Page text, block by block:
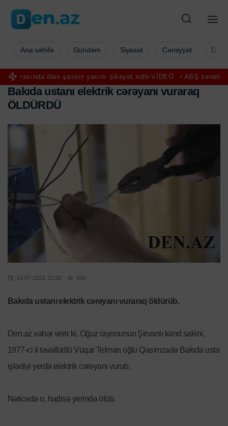
şəxsin yaxını şikayət edib-VİDEO ABŞ senatorları Rusiyaya
Ana səhifə Gündəm Siyasət Cəmiyyət
Bakıda ustanı elektrik cərəyanı vuraraq
ÖLDÜRDÜ
13-07-2023, 12:03 556
Bakıda ustanı elektrik cərəyanı vuraraq öldürüb.
Den.az xəbər verir ki, Oğuz rayonunun Şirvanlı kənd sakini,
1977-ci il təvəllüdlü Vüqar Telman oğlu Qasımzadə Bakıda usta
işlədiyi yerdə elektrik cərəyanı vurub.
Nəticədə o, hadisə yerində ölüb.